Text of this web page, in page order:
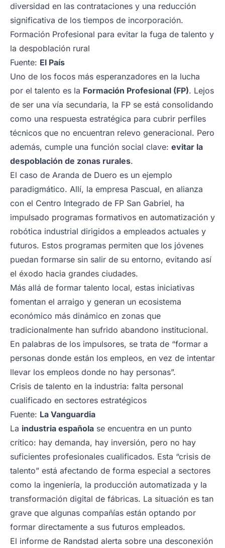
diversidad en las contrataciones y una reducción
significativa de los tiempos de incorporación.
Formación Profesional para evitar la fuga de talento y
la despoblación rural
Fuente: El País
Uno de los focos más esperanzadores en la lucha
por el talento es la Formación Profesional (FP). Lejos
de ser una vía secundaria, la FP se está consolidando
como una respuesta estratégica para cubrir perfiles
técnicos que no encuentran relevo generacional. Pero
además, cumple una función social clave: evitar la
despoblación de zonas rurales.
El caso de Aranda de Duero es un ejemplo
paradigmático. Allí, la empresa Pascual, en alianza
con el Centro Integrado de FP San Gabriel, ha
impulsado programas formativos en automatización y
robótica industrial dirigidos a empleados actuales y
futuros. Estos programas permiten que los jóvenes
puedan formarse sin salir de su entorno, evitando así
el éxodo hacia grandes ciudades.
Más allá de formar talento local, estas iniciativas
fomentan el arraigo y generan un ecosistema
económico más dinámico en zonas que
tradicionalmente han sufrido abandono institucional.
En palabras de los impulsores, se trata de “formar a
personas donde están los empleos, en vez de intentar
llevar los empleos donde no hay personas”.
Crisis de talento en la industria: falta personal
cualificado en sectores estratégicos
Fuente: La Vanguardia
La industria española se encuentra en un punto
crítico: hay demanda, hay inversión, pero no hay
suficientes profesionales cualificados. Esta “crisis de
talento” está afectando de forma especial a sectores
como la ingeniería, la producción automatizada y la
transformación digital de fábricas. La situación es tan
grave que algunas compañías están optando por
formar directamente a sus futuros empleados.
El informe de Randstad alerta sobre una desconexión